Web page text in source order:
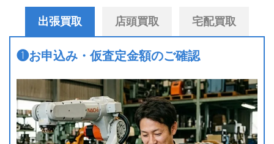
出張買取 店頭買取 宅配買取
❶お申込み・仮査定金額のご確認